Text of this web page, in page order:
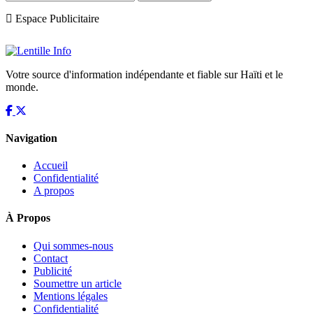
Espace Publicitaire
Votre source d'information indépendante et fiable sur Haïti et le
monde.
Navigation
Accueil
Confidentialité
A propos
À Propos
Qui sommes-nous
Contact
Publicité
Soumettre un article
Mentions légales
Confidentialité